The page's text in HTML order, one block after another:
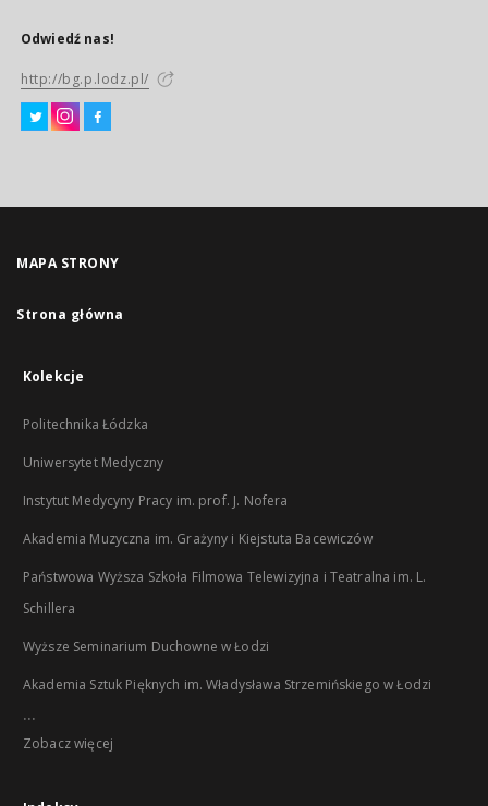
Odwiedź nas!
http://bg.p.lodz.pl/
MAPA STRONY
Strona główna
Kolekcje
Politechnika Łódzka
Uniwersytet Medyczny
Instytut Medycyny Pracy im. prof. J. Nofera
Akademia Muzyczna im. Grażyny i Kiejstuta Bacewiczów
Państwowa Wyższa Szkoła Filmowa Telewizyjna i Teatralna im. L.
Schillera
Wyższe Seminarium Duchowne w Łodzi
Akademia Sztuk Pięknych im. Władysława Strzemińskiego w Łodzi
...
Zobacz więcej